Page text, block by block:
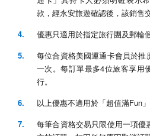
款，經永安旅遊確認後，該銷售
優惠只適用於指定旅行團及郵輪假
每位合資格美國運通卡會員於
一次。每訂單最多4位旅客享用
行。
以上優惠不適用於「超值滿Fun
每筆合資格交易只限使用一項